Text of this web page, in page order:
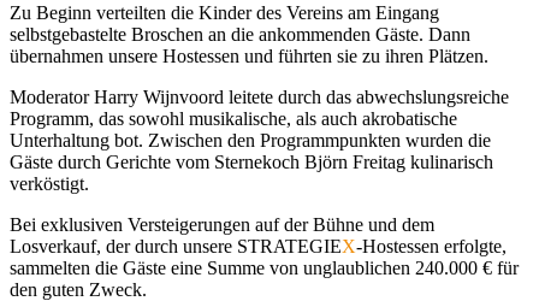
Zu Beginn verteilten die Kinder des Vereins am Eingang
selbstgebastelte Broschen an die ankommenden Gäste. Dann
übernahmen unsere Hostessen und führten sie zu ihren Plätzen.
Moderator Harry Wijnvoord leitete durch das abwechslungsreiche
Programm, das sowohl musikalische, als auch akrobatische
Unterhaltung bot. Zwischen den Programmpunkten wurden die
Gäste durch Gerichte vom Sternekoch Björn Freitag kulinarisch
verköstigt.
Bei exklusiven Versteigerungen auf der Bühne und dem
Losverkauf, der durch unsere STRATEGIEX-Hostessen erfolgte,
sammelten die Gäste eine Summe von unglaublichen 240.000 € für
den guten Zweck.